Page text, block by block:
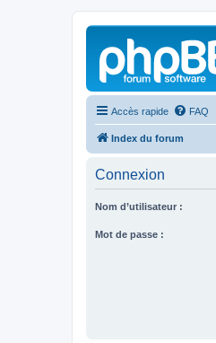
Accès rapide FAQ
Index du forum
Connexion
Nom d’utilisateur :
Mot de passe :